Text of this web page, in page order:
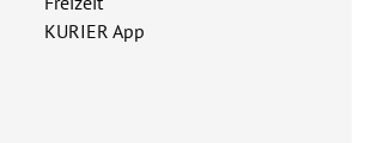
KURIER App